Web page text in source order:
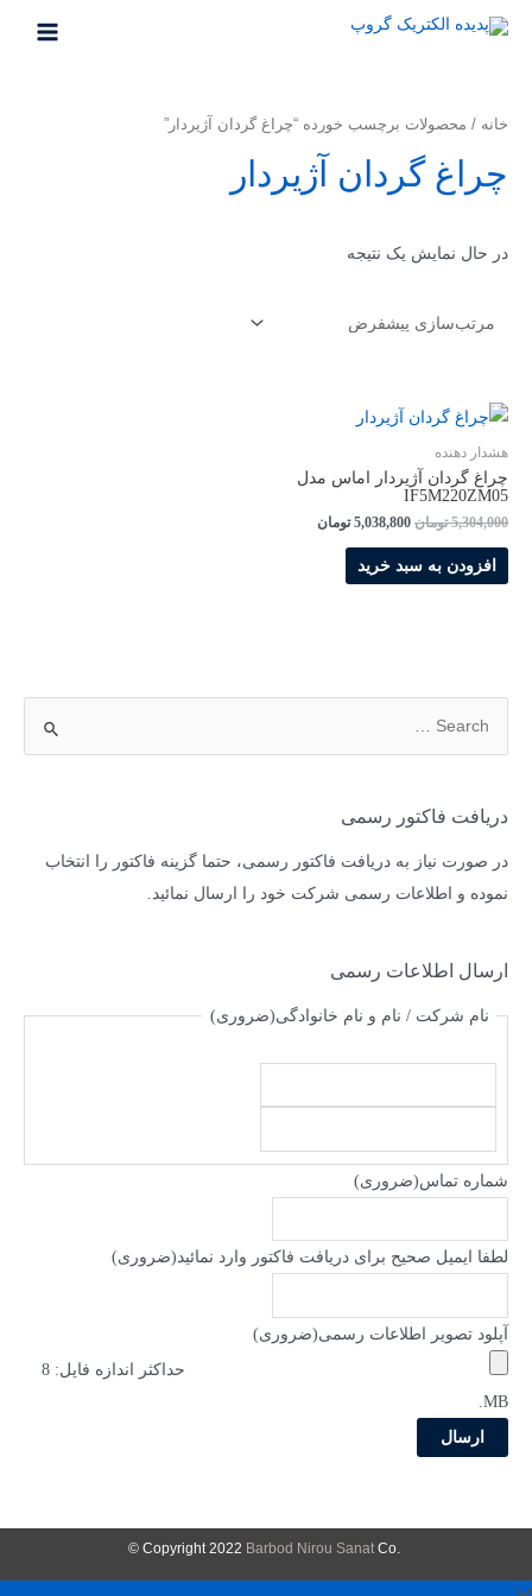
دریافت فاکتور رسمی
در صورت نیاز به دریافت فاکتور رسمی، حتما گزینه فاکتور را انتخاب
نموده و اطلاعات رسمی شرکت خود را ارسال نمائید.
ارسال اطلاعات رسمی
نام شرکت / نام و نام خانوادگی(ضروری)
شماره تماس(ضروری)
لطفا ایمیل صحیح برای دریافت فاکتور وارد نمائید(ضروری)
آپلود تصویر اطلاعات رسمی(ضروری)
حداکثر اندازه فایل: 8
MB.
خانه / محصولات برچسب خورده “چراغ گردان آژیردار”
چراغ گردان آژیردار
در حال نمایش یک نتیجه
هشدار دهنده
چراغ گردان آژیردار اماس مدل
IF5M220ZM05
5,304,000 تومان 5,038,800 تومان
افزودن به سبد خرید
.Copyright 2022
Barbod Nirou SanatCo ©